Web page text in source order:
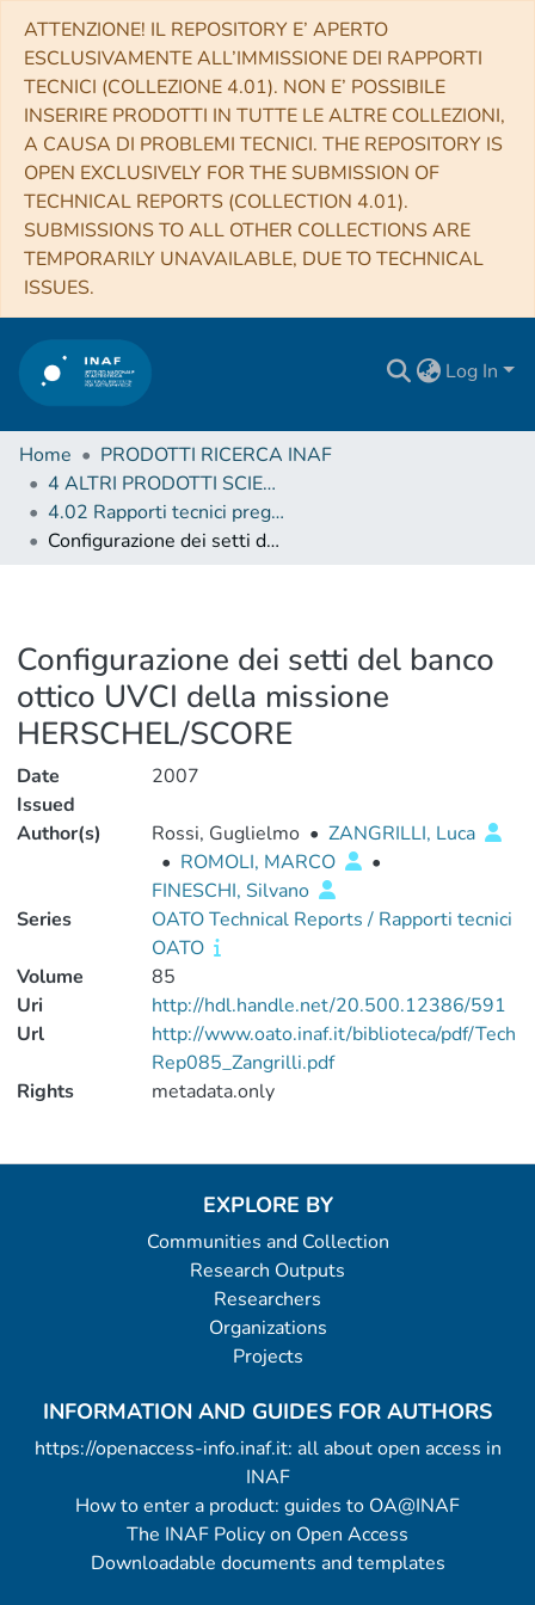
ATTENZIONE! IL REPOSITORY E’ APERTO
ESCLUSIVAMENTE ALL’IMMISSIONE DEI RAPPORTI
TECNICI (COLLEZIONE 4.01). NON E’ POSSIBILE
INSERIRE PRODOTTI IN TUTTE LE ALTRE COLLEZIONI,
A CAUSA DI PROBLEMI TECNICI. THE REPOSITORY IS
OPEN EXCLUSIVELY FOR THE SUBMISSION OF
TECHNICAL REPORTS (COLLECTION 4.01).
SUBMISSIONS TO ALL OTHER COLLECTIONS ARE
TEMPORARILY UNAVAILABLE, DUE TO TECHNICAL
ISSUES.
Log In
Home
PRODOTTI RICERCA INAF
4 ALTRI PRODOTTI SCIENTIFICI (Other scientific products)
4.02 Rapporti tecnici pregressi
Configurazione dei setti del banco ottico UVCI della missione HERSCHEL/SCORE
Configurazione dei setti del banco
ottico UVCI della missione
HERSCHEL/SCORE
Date
Issued
2007
Author(s) Rossi, Guglielmo • ZANGRILLI, Luca
• ROMOLI, MARCO
•
FINESCHI, Silvano
Series
OATO Technical Reports / Rapporti tecnici
OATO
Volume
85
Uri
http://hdl.handle.net/20.500.12386/591
Url
http://www.oato.inaf.it/biblioteca/pdf/Tech
Rep085_Zangrilli.pdf
Rights
metadata.only
EXPLORE BY
Communities and Collection
Research Outputs
Researchers
Organizations
Projects
INFORMATION AND GUIDES FOR AUTHORS
https://openaccess-info.inaf.it: all about open access in
INAF
How to enter a product: guides to OA@INAF
The INAF Policy on Open Access
Downloadable documents and templates